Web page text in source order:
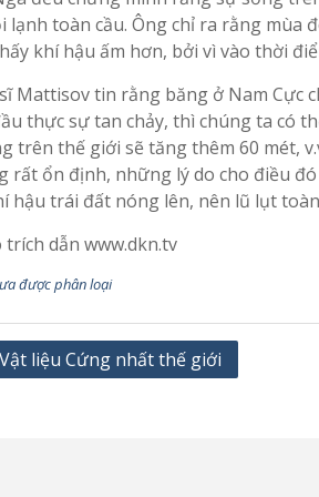
lạnh toàn cầu. Ông chỉ ra rằng
khí hậu ấm hơn, bởi vì vào thời
Mattisov tin rằng băng ở Nam Cực
thực sự tan chảy, thì chúng ta có
trên thế giới sẽ tăng thêm 60 mét,
rất ổn định, những lý do cho điều
hậu trái đất nóng lên, nên lũ lụt
trích dẫn www.dkn.tv
được phân loại
liệu Cứng nhất thế giới